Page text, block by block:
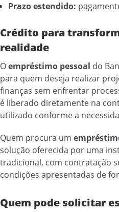
Prazo estendido:
Crédito para
realidade
Oempréstimo pessoal do
para quem deseja realizar
finanças sem enfrentar
é liberado diretamente na
utilizado conforme a
Quem procura um
solução oferecida por uma
tradicional, com contratação
condições apresentadas de
Quem pode solicitar